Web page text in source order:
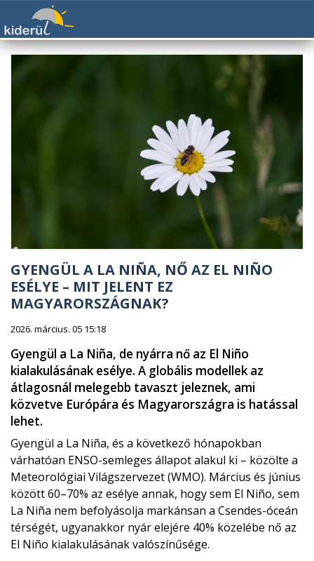
GYENGÜL A LA NIÑA, NŐ AZ EL NIÑO
ESÉLYE – MIT JELENT EZ
MAGYARORSZÁGNAK?
2026. március. 05 15:18
Gyengül a La Niña, de nyárra nő az El Niño
kialakulásának esélye. A globális modellek az
átlagosnál melegebb tavaszt jeleznek, ami
közvetve Európára és Magyarországra is hatással
lehet.
Gyengül a La Niña, és a következő hónapokban
várhatóan ENSO-semleges állapot alakul ki – közölte a
Meteorológiai Világszervezet(WMO). Március és június
között 60–70% az esélye annak, hogy sem El Niño, sem
La Niña nem befolyásolja markánsan a Csendes-óceán
térségét, ugyanakkor nyár elejére 40% közelébe nő az
El Niño kialakulásának valószínűsége.